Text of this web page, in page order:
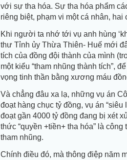
với sự tha hóa. Sự tha hóa phẩm
riêng biệt, phạm vi một cá nhân,
Khi người ta nhớ tới vụ anh hùng
thư Tỉnh ủy Thừa Thiên- Huế mới
tích của đồng đội thành của mình
một kiểu “tham nhũng thành tích”,
vọng tinh thần bằng xương máu
Và chẳng đâu xa lạ, những vụ án
đoạt hàng chục tỷ đồng, vụ án
đoạt gần 4000 tỷ đồng đang bị xét
thức “quyền +tiền+ tha hóa” là
tham nhũng.
Chính điều đó, mà thông điệp năm